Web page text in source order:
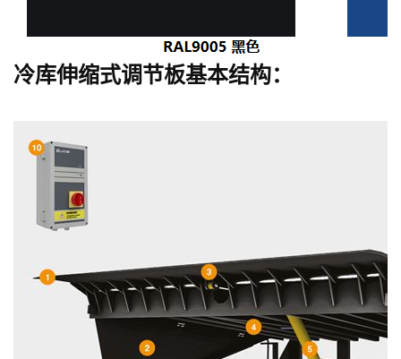
冷库伸缩式调节板基本结构：